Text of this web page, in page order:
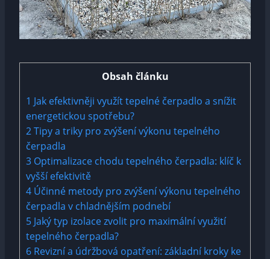
Obsah článku
1 Jak efektivněji využít tepelné čerpadlo a snížit
energetickou spotřebu?
2Tipy a triky pro zvýšení výkonu tepelného
čerpadla
3 Optimalizace chodu tepelného čerpadla: klíč k
vyšší efektivitě
4 Účinné metody pro zvýšení výkonu tepelného
čerpadla v chladnějším podnebí
5 Jaký typ izolace zvolit pro maximální využití
tepelného čerpadla?
6 Revizní a údržbová opatření: základní kroky ke